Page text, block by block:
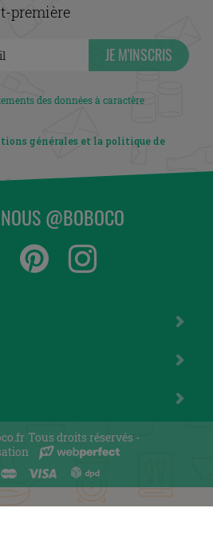
première
JE M'INSCRIS
des données à caractère
générales et la politique de
@BOBOCO
Tous droits réservés -